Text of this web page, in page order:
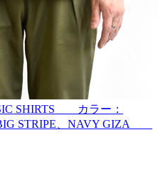
SHIRTS カラー：
STRIPE、NAVY GIZA